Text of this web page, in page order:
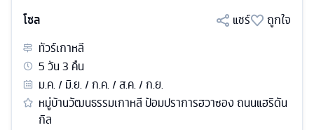
โซล แชร์
ถูกใจ
ทัวร์เกาหลี
5วัน3 คืน
ม.ค. / มิ.ย. / ก.ค. / ส.ค. / ก.ย.
หมู่บ้านวัฒนธรรมเกาหลี ป้อมปราการฮวาซอง ถนนแฮริดัน
กิล